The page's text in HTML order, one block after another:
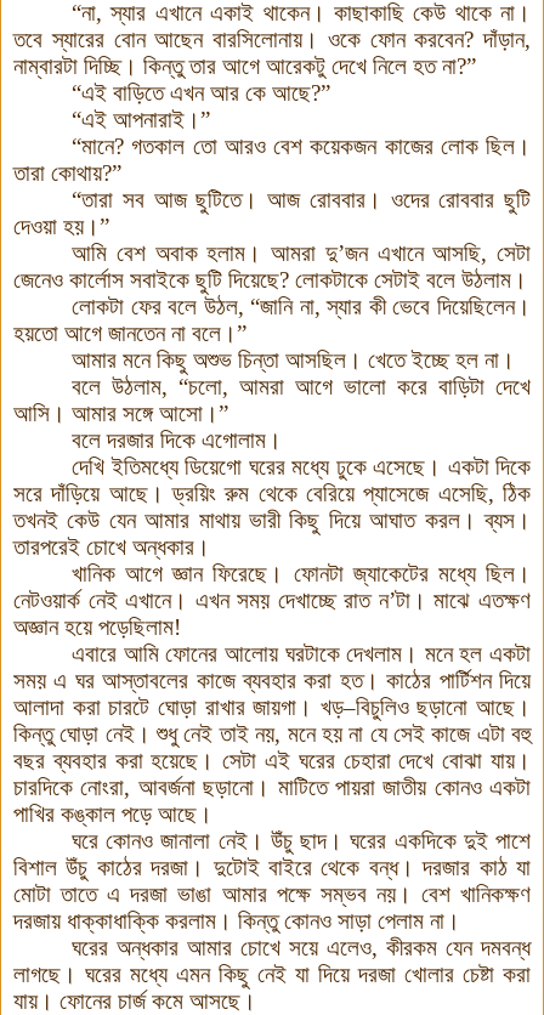
“না, স্যার এখানে একাই থাকেন। কাছাকাছি কেউ থাকে না।
তবে স্যারের বোন আছেন বারসিলোনায়। ওকে ফোন করবেন? দাঁড়ান,
নাম্বারটা দিচ্ছি। কিন্তু তার আগে আরেকটু দেখে নিলে হত না?”
“এই বাড়িতে এখন আর কে আছে?”
“এই আপনারাই ।”
“মানে? গতকাল তো আরও বেশ কয়েকজন কাজের লোক ছিল।
তারা কোথায়?”
“তারা সব আজ ছুটিতে। আজ রোববার। ওদের রোববার ছুটি
দেওয়া হয়।”
আমি বেশ অবাক হলাম। আমরা দু’জন এখানে আসছি, সেটা
জেনেও কার্লোস সবাইকে ছুটি দিয়েছে? লোকটাকে সেটাই বলে উঠলাম।
লোকটা ফের বলে উঠল, “জানি না, স্যার কী ভেবে দিয়েছিলেন।
হয়তো আগে জানতেন না বলে ।”
আমার মনে কিছু অশুভ চিন্তা আসছিল। খেতে ইচ্ছে হল না।
বলে উঠলাম, “চলো, আমরা আগে ভালো করে বাড়িটা দেখে
আসি। আমার সঙ্গে আসো ।”
বলে দরজার দিকে এগোলাম।
দেখি ইতিমধ্যে ডিয়েগো ঘরের মধ্যে ঢুকে এসেছে। একটা দিকে
সরে দাঁড়িয়ে আছে।ড্রয়িং রুম থেকে বেরিয়ে প্যাসেজে এসেছি, ঠিক
তখনই কেউ যেন আমার মাথায় ভারী কিছু দিয়ে আঘাত করল। ব্যস।
তারপরেই চোখে অন্ধকার।
খানিক আগে জ্ঞান ফিরেছে । ফোনটা জ্যাকেটের মধ্যে ছিল।
নেটওয়ার্ক নেই এখানে। এখন সময় দেখাচ্ছে রাত ন’টা। মাঝে এতক্ষণ
অজ্ঞান হয়ে পড়েছিলাম!
এবারে আমি ফোনের আলোয় ঘরটাকে দেখলাম। মনে হল একটা
সময় এ ঘর আস্তাবলের কাজে ব্যবহার করা হত। কাঠের পার্টিশন দিয়ে
আলাদা করা চারটে ঘোড়া রাখার জায়গা। খড়–বিচুলিও ছড়ানো আছে।
কিন্তু ঘোড়া নেই। শুধু নেই তাই নয়, মনে হয় না যে সেই কাজে এটা বহু
বছর ব্যবহার করা হয়েছে। সেটা এই ঘরের চেহারা দেখে বোঝা যায়।
চারদিকে নোংরা, আবর্জনা ছড়ানো । মাটিতে পায়রা জাতীয় কোনও একটা
পাখির কঙ্কাল পড়ে আছে ।
ঘরে কোনও জানালা নেই। উঁচু ছাদ। ঘরের একদিকে দুই পাশে
বিশাল উঁচু কাঠের দরজা। দুটোই বাইরে থেকে বন্ধ। দরজার কাঠ যা
মোটা তাতে এ দরজা ভাঙা আমার পক্ষে সম্ভব নয়। বেশ খানিকক্ষণ
দরজায় ধাক্কাধাক্কি করলাম। কিন্তু কোনও সাড়া পেলাম না।
ঘরের অন্ধকার আমার চোখে সয়ে এলেও, কীরকম যেন দমবন্ধ
লাগছে। ঘরের মধ্যে এমন কিছু নেই যা দিয়ে দরজা খোলার চেষ্টা করা
যায়। ফোনের চার্জ কমে আসছে।